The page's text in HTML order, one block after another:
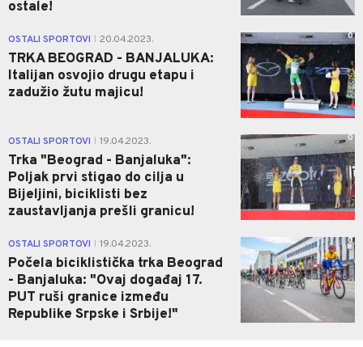
ostale!
OSTALI SPORTOVI 20.04.2023.
TRKA BEOGRAD - BANJALUKA:
Italijan osvojio drugu etapu i
zadužio žutu majicu!
0
OSTALI SPORTOVI 19.04.2023.
Trka "Beograd - Banjaluka":
Poljak prvi stigao do cilja u
Bijeljini, biciklisti bez
zaustavljanja prešli granicu!
0
OSTALI SPORTOVI 19.04.2023.
Počela biciklistička trka Beograd
- Banjaluka: "Ovaj događaj 17.
PUT ruši granice između
Republike Srpske i Srbije!"
0